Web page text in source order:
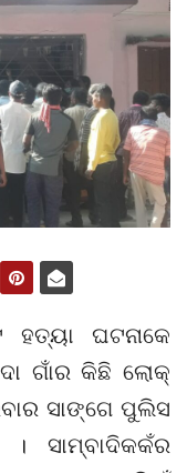
ହତ୍ୟା ଘଟନାକେ
ଗାଁର କିଛି ଲୋକ୍
ସାଙ୍ଗେ ପୁଲିସ
ସାମ୍ବାଦିକକଁର